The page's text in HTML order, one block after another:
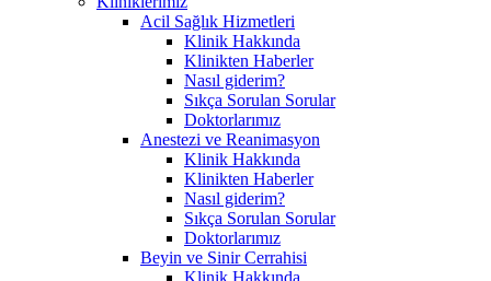
Acil Sağlık Hizmetleri
Klinik Hakkında
Klinikten Haberler
Nasıl giderim?
Sıkça Sorulan Sorular
Doktorlarımız
Anestezi ve Reanimasyon
Klinik Hakkında
Klinikten Haberler
Nasıl giderim?
Sıkça Sorulan Sorular
Doktorlarımız
Beyin ve Sinir Cerrahisi
Klinik Hakkında